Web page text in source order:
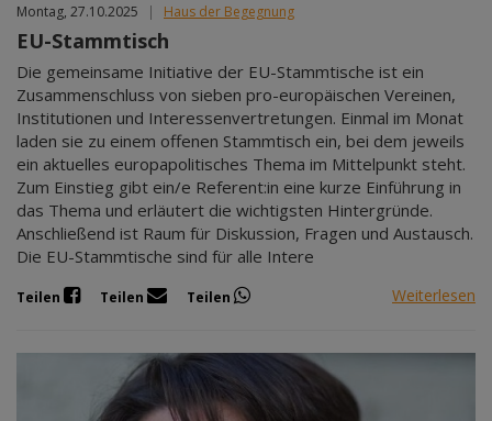
Montag, 27.10.2025 | Haus der Begegnung
EU-Stammtisch
Die gemeinsame Initiative der EU-Stammtische ist ein
Zusammenschluss von sieben pro-europäischen Vereinen,
Institutionen und Interessenvertretungen. Einmal im Monat
laden sie zu einem offenen Stammtisch ein, bei dem jeweils
ein aktuelles europapolitisches Thema im Mittelpunkt steht.
Zum Einstieg gibt ein/e Referent:in eine kurze Einführung in
das Thema und erläutert die wichtigsten Hintergründe.
Anschließend ist Raum für Diskussion, Fragen und Austausch.
Die EU-Stammtische sind für alle Intere
Teilen Teilen Teilen Weiterlesen